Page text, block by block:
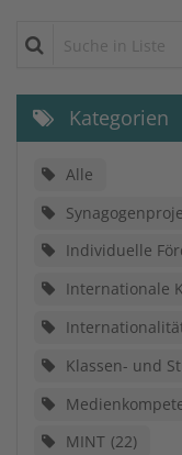
Suche in Liste
Kategorien
Alle
Individuelle
Internationale
Klassen- und
MINT 22